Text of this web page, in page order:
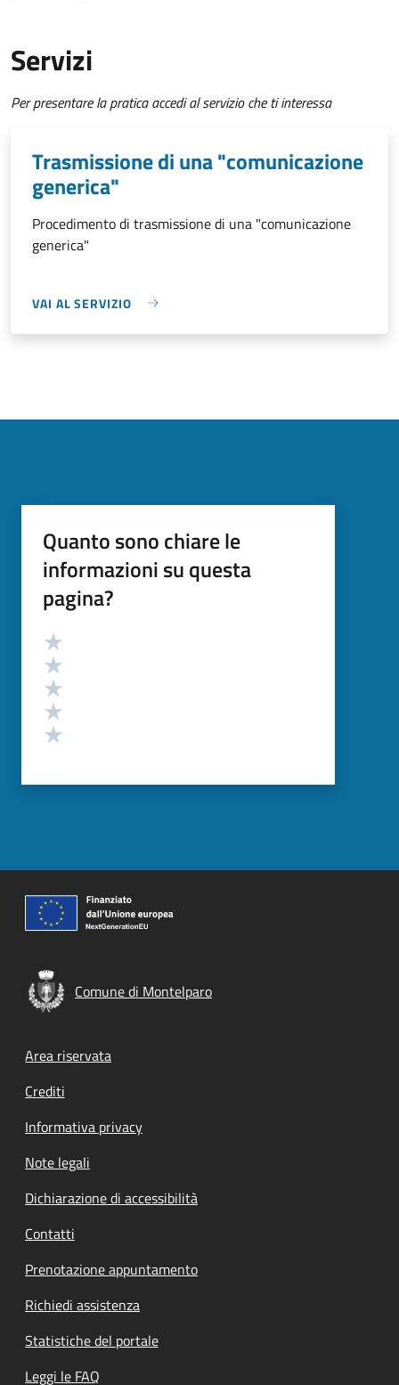
Servizi
Per presentare la pratica accedi al servizio che ti interessa
Trasmissione di una "comunicazione
generica"
Procedimento di trasmissione di una "comunicazione
generica"
VAI AL SERVIZIO
Quanto sono chiare le
informazioni su questa
pagina?
Valutazione
Comune di Montelparo
Footer menu
Area riservata
Crediti
Informativa privacy
Note legali
Dichiarazione di accessibilità
Contatti
Prenotazione appuntamento
Richiedi assistenza
Statistiche del portale
Leggi le FAQ